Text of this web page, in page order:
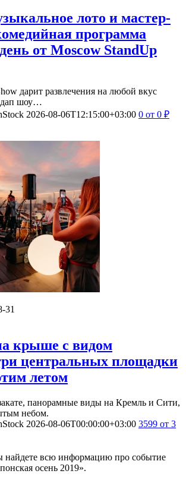
лото и мастер-
программа
от Moscow StandUp
дарит развлечения на любой вкус
шоу…
2026-08-06T12:15:00+03:00 0 от 0 ₽
31
крыше с видом
центральных площадки
летом
панорамные виды на Кремль и Сити,
небом.
2026-08-06T00:00:00+03:00 3599 от 3
найдете всю информацию про событие
осень 2019».